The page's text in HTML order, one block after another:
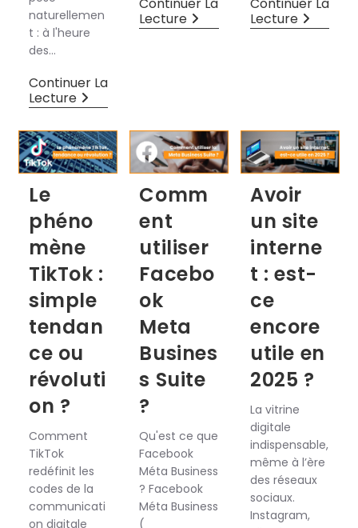
naturellemen
t : à l'heure
des…
Continuer La
Lecture
Continuer La
Lecture
Continuer La
Lecture
Le
phéno
mène
TikTok :
simple
tendan
ce ou
révoluti
on ?
Comment
TikTok
redéfinit les
codes de la
communicati
on digitale
Comm
ent
utiliser
Facebo
ok
Meta
Busines
s Suite
?
Qu'est ce que
Facebook
Méta Business
? Facebook
Méta Business
(
Avoir
un site
interne
t : est-
ce
encore
utile en
2025 ?
La vitrine
digitale
indispensable,
même à l’ère
des réseaux
sociaux.
Instagram,